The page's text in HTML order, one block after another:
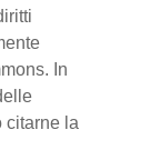
In
citarne la